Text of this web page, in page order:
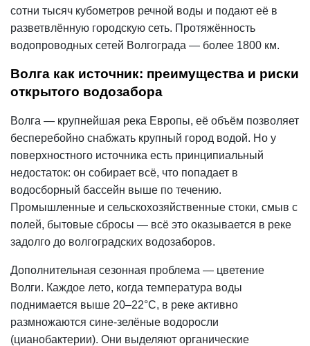
сотни тысяч кубометров речной воды и подают её в
разветвлённую городскую сеть. Протяжённость
водопроводных сетей Волгограда — более 1800 км.
Волга как источник: преимущества и риски
открытого водозабора
Волга — крупнейшая река Европы, её объём позволяет
бесперебойно снабжать крупный город водой. Но у
поверхностного источника есть принципиальный
недостаток: он собирает всё, что попадает в
водосборный бассейн выше по течению.
Промышленные и сельскохозяйственные стоки, смыв с
полей, бытовые сбросы — всё это оказывается в реке
задолго до волгоградских водозаборов.
Дополнительная сезонная проблема — цветение
Волги. Каждое лето, когда температура воды
поднимается выше 20–22°C, в реке активно
размножаются сине-зелёные водоросли
(цианобактерии). Они выделяют органические